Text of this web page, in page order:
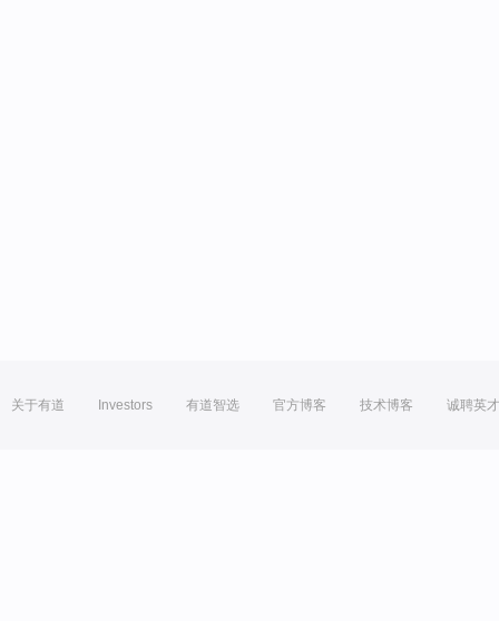
关于有道 Investors 有道智选 官方博客 技术博客 诚聘英才